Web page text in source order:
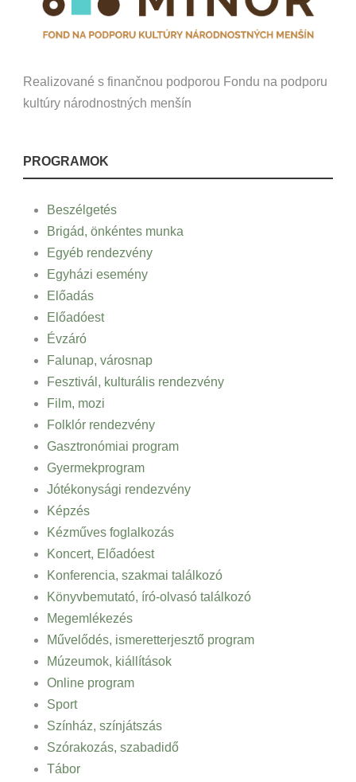
Realizované s finančnou podporou Fondu na podporu
kultúry národnostných menšín
PROGRAMOK
Beszélgetés
Brigád, önkéntes munka
Egyéb rendezvény
Egyházi esemény
Előadás
Előadóest
Évzáró
Falunap, városnap
Fesztivál, kulturális rendezvény
Film, mozi
Folklór rendezvény
Gasztronómiai program
Gyermekprogram
Jótékonysági rendezvény
Képzés
Kézműves foglalkozás
Koncert, Előadóest
Konferencia, szakmai találkozó
Könyvbemutató, író-olvasó találkozó
Megemlékezés
Művelődés, ismeretterjesztő program
Múzeumok, kiállítások
Online program
Sport
Színház, színjátszás
Szórakozás, szabadidő
Tábor